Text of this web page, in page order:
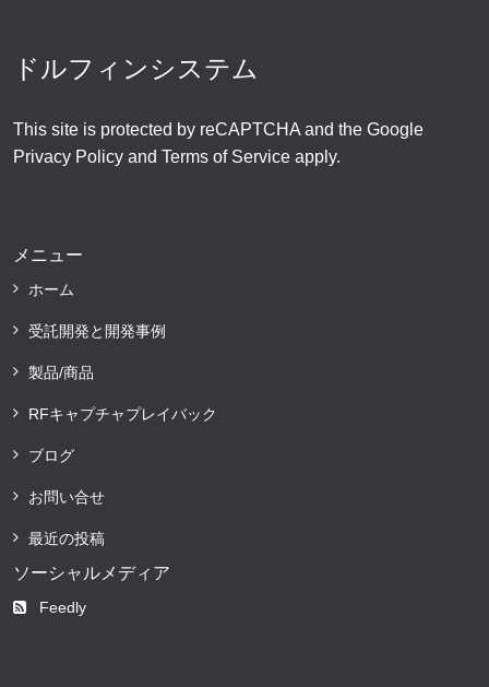
ドルフィンシステム
This site is protected by reCAPTCHA and the Google
Privacy Policy and Terms of Service apply.
メニュー
ホーム
受託開発と開発事例
製品/商品
RFキャプチャプレイバック
ブログ
お問い合せ
最近の投稿
ソーシャルメディア
Feedly